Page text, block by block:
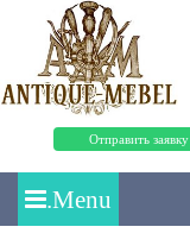
Отправить заявку